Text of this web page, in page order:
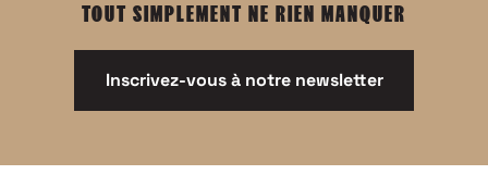
TOUT SIMPLEMENT NE RIEN MANQUER
Inscrivez-vous à notre newsletter